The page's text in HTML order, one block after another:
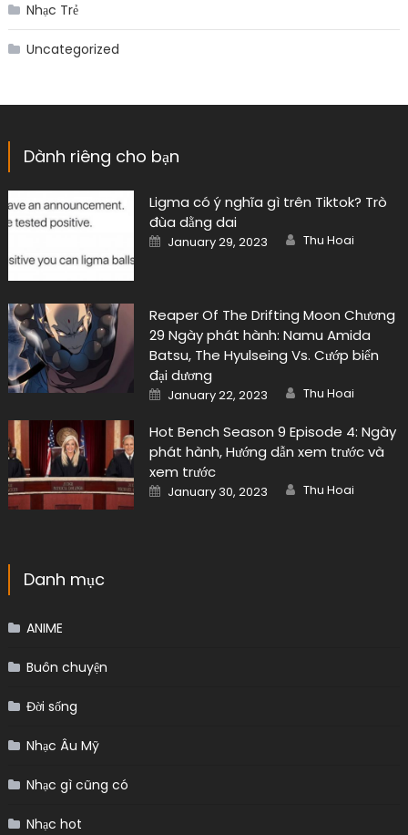
Nhạc Trẻ
Uncategorized
Dành riêng cho bạn
Ligma có ý nghĩa gì trên Tiktok? Trò
đùa dằng dai
Posted
on
January 29, 2023 Author
Thu Hoai
Reaper Of The Drifting Moon Chương
29 Ngày phát hành: Namu Amida
Batsu, The Hyulseing Vs. Cướp biển
đại dương
Posted
on
January 22, 2023 Author
Thu Hoai
Hot Bench Season 9 Episode 4: Ngày
phát hành, Hướng dẫn xem trước và
xem trước
Posted
on
January 30, 2023 Author
Thu Hoai
Danh mục
ANIME
Buôn chuyện
Đời sống
Nhạc Âu Mỹ
Nhạc gì cũng có
Nhạc hot